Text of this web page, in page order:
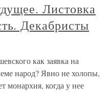
Листовка
Декабристы
как заявка на
народ? Явно не холопы,
монархия, когда у нее